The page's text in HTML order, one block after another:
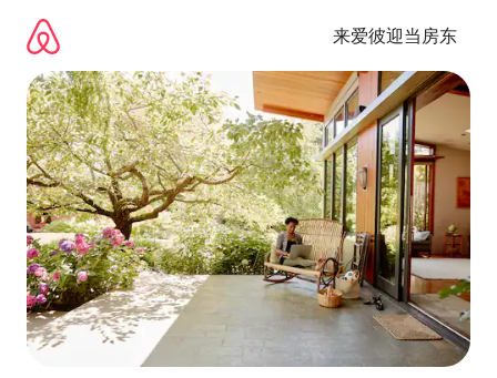
来爱彼迎当房东